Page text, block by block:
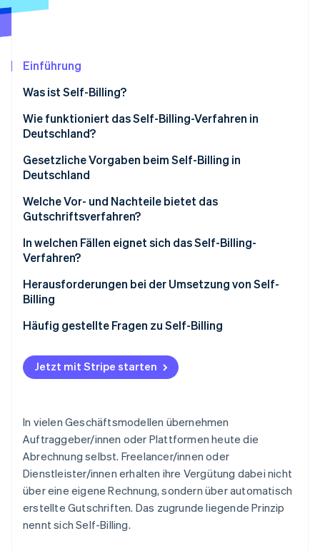
Climate
CO₂-Entnahme
Identity
Erfahren Sie, wie Stripe Lösungen für die
Jetzt ansehen
Einführung
Was ist Self-Billing?
Die Gutschrift als Abrechnungsgrundlage
Wie funktioniert das Self-Billing-Verfahren in
Deutschland?
Gesetzliche Vorgaben beim Self-Billing in
Deutschland
Vorherige Vereinbarung
Eindeutige Bezeichnung als „Gutschrift“
Verantwortung beider Parteien
Anforderungen an Aufbewahrung und
Dokumentation
Welche Vor- und Nachteile bietet das
Gutschriftsverfahren?
Vorteile des Gutschriftsverfahrens
In welchen Fällen eignet sich das Self-Billing-
Verfahren?
Langfristige Geschäftsbeziehungen mit
regelmäßigen Leistungen
Provisions- und erfolgsbasierte Vergütungsmodelle
Plattformmodelle
Liefer- und Beschaffungsprozesse mit hoher
Branchen mit eng verzahnten
Abrechnungsprozessen
Herausforderungen bei der Umsetzung von Self-
Billing
Plattformbasierte Zahlungsabwicklung mit Stripe
Häufig gestellte Fragen zu Self-Billing
Jetzt mit Stripe starten
In vielen Geschäftsmodellen übernehmen
Auftraggeber/innen oder Plattformen heute die
Abrechnung selbst. Freelancer/innen oder
Dienstleister/innen erhalten ihre Vergütung dabei nicht
über eine eigene Rechnung, sondern über automatisch
erstellte Gutschriften. Das zugrunde liegende Prinzip
nennt sich Self-Billing.